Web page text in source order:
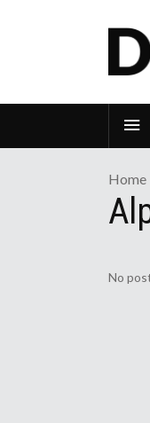
Home
No